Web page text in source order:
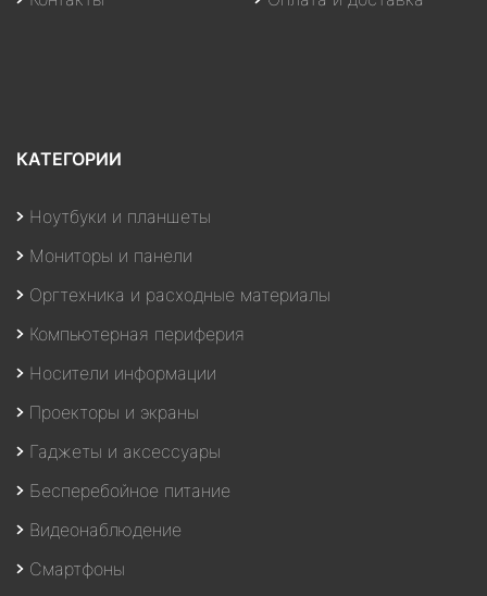
КАТЕГОРИИ
Ноутбуки и планшеты
Мониторы и панели
Оргтехника и расходные материалы
Компьютерная периферия
Носители информации
Проекторы и экраны
Гаджеты и аксессуары
Бесперебойное питание
Видеонаблюдение
Смартфоны